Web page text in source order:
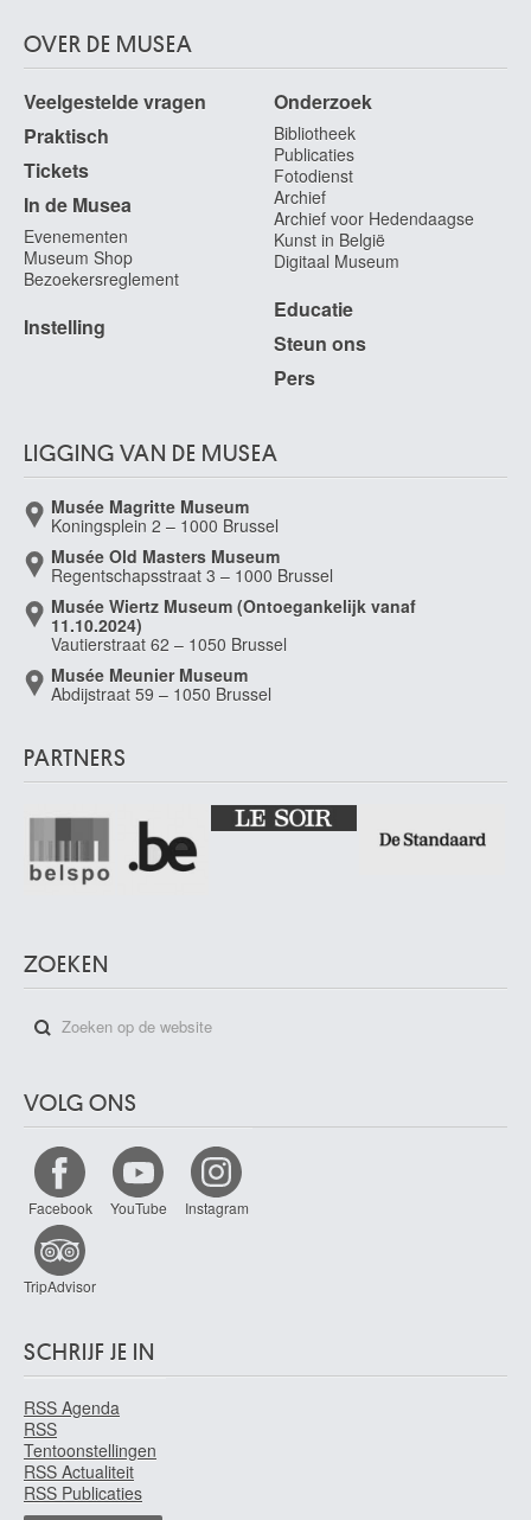
OVER DE MUSEA
Veelgestelde vragen
Praktisch
Tickets
In de Musea
Evenementen
Museum Shop
Bezoekersreglement
Instelling
Onderzoek
Bibliotheek
Publicaties
Fotodienst
Archief
Archief voor Hedendaagse
Kunst in België
Digitaal Museum
Educatie
Steun ons
Pers
LIGGING VAN DE MUSEA
Musée Magritte Museum
Koningsplein 2 – 1000 Brussel
Musée Old Masters Museum
Regentschapsstraat 3 – 1000 Brussel
Musée Wiertz Museum (Ontoegankelijk vanaf
11.10.2024)
Vautierstraat 62 – 1050 Brussel
Musée Meunier Museum
Abdijstraat 59 – 1050 Brussel
PARTNERS
ZOEKEN
VOLG ONS
Facebook YouTube Instagram
TripAdvisor
SCHRIJF JE IN
RSS Agenda
RSS
Tentoonstellingen
RSS Actualiteit
RSS Publicaties